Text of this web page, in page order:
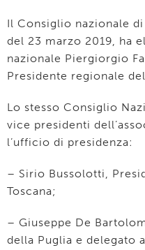
Il Consiglio nazionale
del 23 marzo 2019, ha
nazionale Piergiorgio
Presidente regionale
Lo stesso Consiglio
vice presidenti
l’ufficio di presidenza:
– Sirio Bussolotti,
Toscana;
– Giuseppe De
della Puglia e delegato